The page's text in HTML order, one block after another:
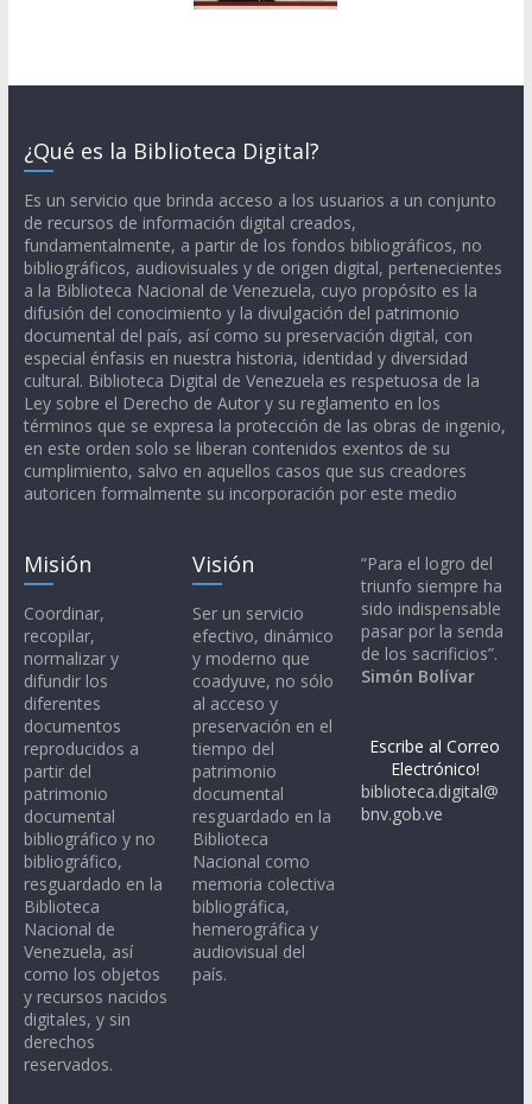
¿Qué es la Biblioteca Digital?
Es un servicio que brinda acceso a los usuarios a un conjunto
de recursos de información digital creados,
fundamentalmente, a partir de los fondos bibliográficos, no
bibliográficos, audiovisuales y de origen digital, pertenecientes
a la Biblioteca Nacional de Venezuela, cuyo propósito es la
difusión del conocimiento y la divulgación del patrimonio
documental del país, así como su preservación digital, con
especial énfasis en nuestra historia, identidad y diversidad
cultural. Biblioteca Digital de Venezuela es respetuosa de la
Ley sobre el Derecho de Autor y su reglamento en los
términos que se expresa la protección de las obras de ingenio,
en este orden solo se liberan contenidos exentos de su
cumplimiento, salvo en aquellos casos que sus creadores
autoricen formalmente su incorporación por este medio
Misión
Coordinar,
recopilar,
normalizar y
difundir los
diferentes
documentos
reproducidos a
partir del
patrimonio
documental
bibliográfico y no
bibliográfico,
resguardado en la
Biblioteca
Nacional de
Venezuela, así
como los objetos
y recursos nacidos
digitales, y sin
derechos
reservados.
Visión
Ser un servicio
efectivo, dinámico
y moderno que
coadyuve, no sólo
al acceso y
preservación en el
tiempo del
patrimonio
documental
resguardado en la
Biblioteca
Nacional como
memoria colectiva
bibliográfica,
hemerográfica y
audiovisual del
país.
“Para el logro del
triunfo siempre ha
sido indispensable
pasar por la senda
de los sacrificios”.
Simón Bolívar
Escribe al Correo
Electrónico!
biblioteca.digital@
bnv.gob.ve